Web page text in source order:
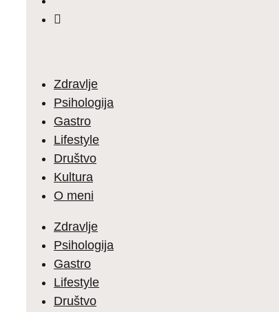
Zdravlje
Psihologija
Gastro
Lifestyle
Društvo
Kultura
O meni
Zdravlje
Psihologija
Gastro
Lifestyle
Društvo